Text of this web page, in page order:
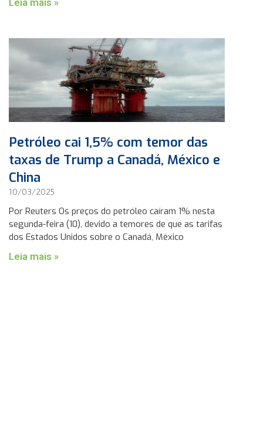
Petróleo cai 1,5% com temor das
taxas de Trump a Canadá, México e
China
10/03/2025
Por Reuters Os preços do petróleo caíram 1% nesta
segunda-feira (10), devido a temores de que as tarifas
dos Estados Unidos sobre o Canadá, México
Leia mais »